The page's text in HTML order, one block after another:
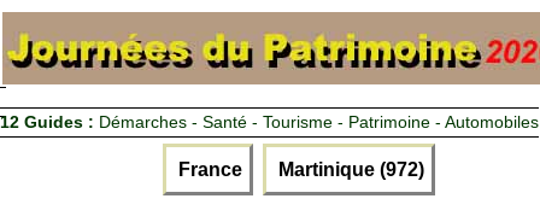
12 Guides : Démarches - Santé - Tourisme - Patrimoine - Automobiles
France Martinique (972)